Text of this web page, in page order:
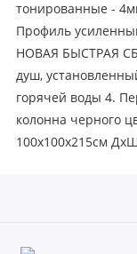
тонированные -
Профиль
НОВАЯ БЫСТРАЯ
душ,
горячей воды 4.
колонна черного
100x100x215см